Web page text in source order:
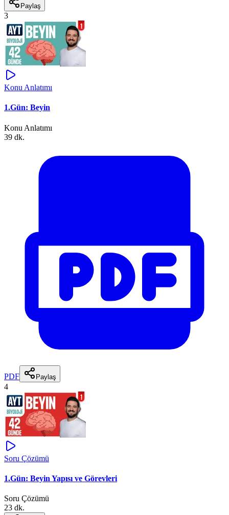
Paylaş
3
Konu Anlatımı
1.Gün: Beyin
Konu Anlatımı
39 dk.
PDF Paylaş
4
Soru Çözümü
1.Gün: Beyin Yapısı ve Görevleri
Soru Çözümü
23 dk.